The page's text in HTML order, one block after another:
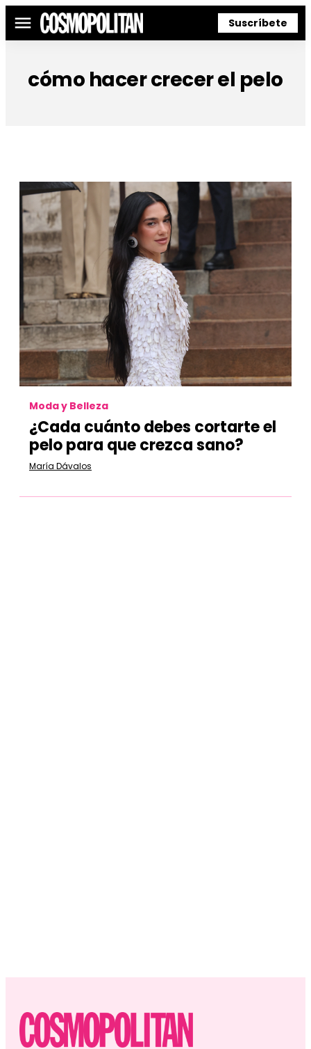
Menú Suscríbete
cómo hacer crecer el pelo
Moda y Belleza
¿Cada cuánto debes cortarte el
pelo para que crezca sano?
María Dávalos